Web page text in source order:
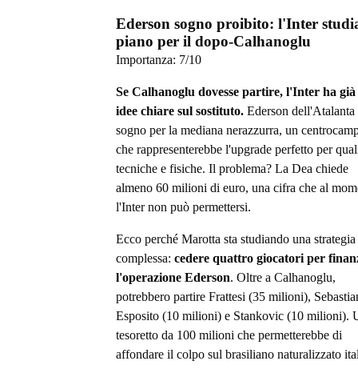
Ederson sogno proibito: l'Inter
piano per il dopo-Calhanoglu
Importanza: 7/10
Se Calhanoglu dovesse partire, l'Inter ha già
idee chiare sul sostituto. Ederson dell'Atalanta
sogno per la mediana nerazzurra, un
che rappresenterebbe l'upgrade perfetto per
tecniche e fisiche. Il problema? La Dea chiede
almeno 60 milioni di euro, una cifra che al
l'Inter non può permettersi.
Ecco perché Marotta sta studiando una strategia
complessa: cedere quattro giocatori per
l'operazione Ederson. Oltre a Calhanoglu,
potrebbero partire Frattesi (35 milioni),
Esposito (10 milioni) e Stankovic (10 milioni).
tesoretto da 100 milioni che permetterebbe di
affondare il colpo sul brasiliano naturalizzato